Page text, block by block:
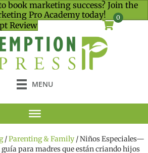
book marketing success? Join the
Pro Academy today!
Review
0
MENU
/Parenting & Family / Niños Especiales—
para madres que están criando hijos